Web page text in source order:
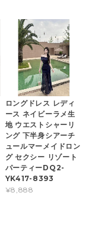
ロングドレス レディ
ース ネイビーラメ生
地 ウエストシャーリ
ング 下半身シアーチ
ュールマーメイドロン
グ セクシー リゾート
パーティーDQ2-
YK417-8393
¥8,888